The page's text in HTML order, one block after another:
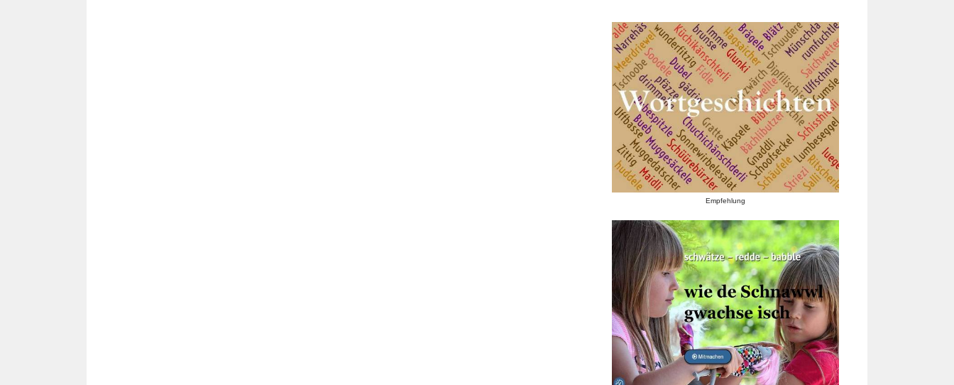
Empfehlung